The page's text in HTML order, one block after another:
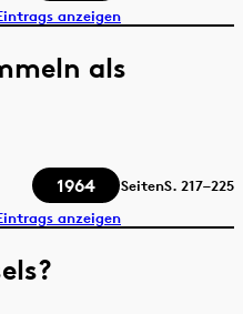
anzeigen
als
1964 SeitenS. 217–225
anzeigen